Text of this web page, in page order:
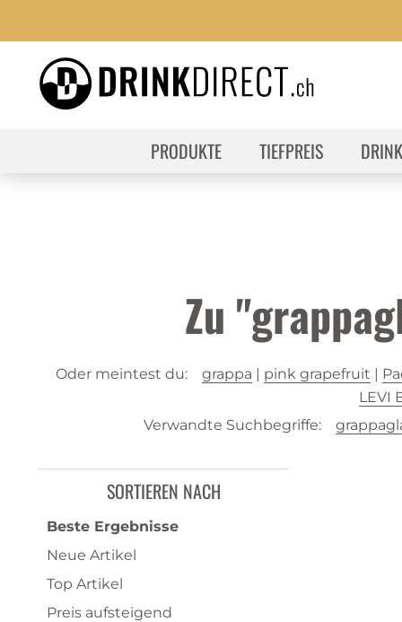
PRODUKTE TIEFPREIS
Zu
Oder meintest du: grappa | pink grapefruit |
LEVI
Verwandte Suchbegriffe:
SORTIEREN NACH
Beste Ergebnisse
Neue Artikel
Top Artikel
Preis aufsteigend